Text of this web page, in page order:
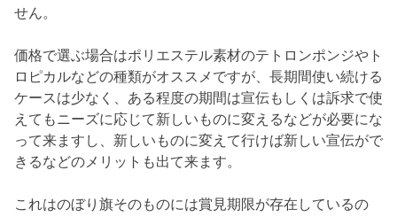
せん。
価格で選ぶ場合はポリエステル素材のテトロンポンジやト
ロピカルなどの種類がオススメですが、長期間使い続ける
ケースは少なく、ある程度の期間は宣伝もしくは訴求で使
えてもニーズに応じて新しいものに変えるなどが必要にな
って来ますし、新しいものに変えて行けば新しい宣伝がで
きるなどのメリットも出て来ます。
これはのぼり旗そのものには賞見期限が存在しているの